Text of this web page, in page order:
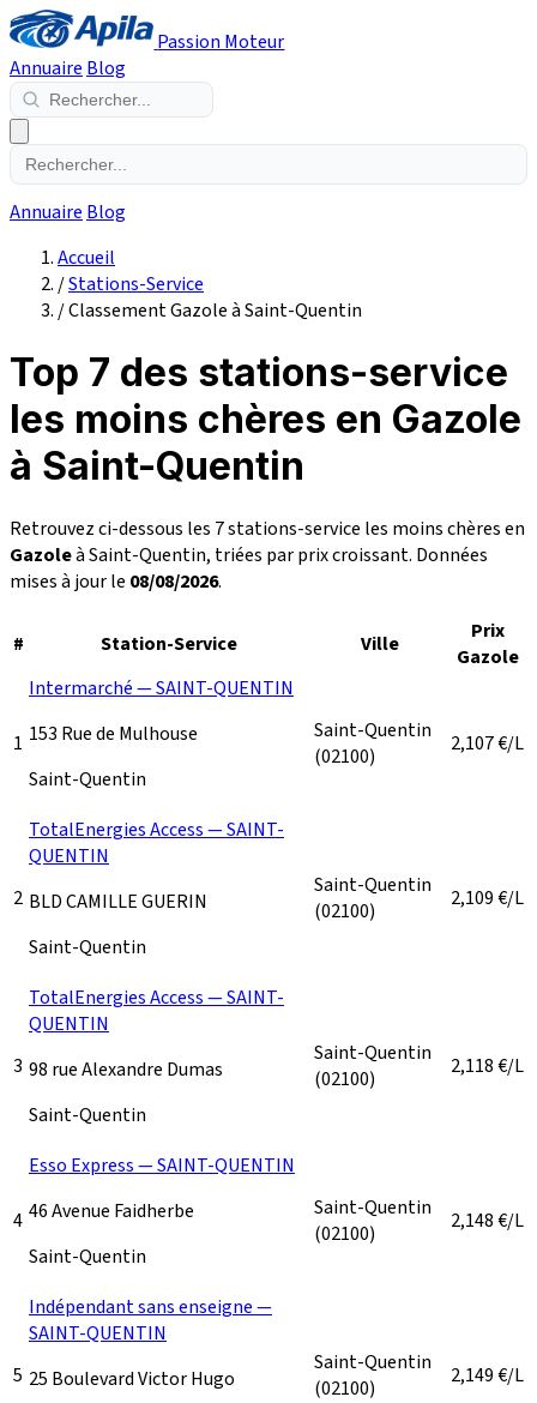
Passion Moteur
Annuaire Blog
Annuaire Blog
Accueil
/Stations-Service
/Classement Gazole à Saint-Quentin
Top 7 des stations-service
les moins chères en Gazole
à Saint-Quentin
Retrouvez ci-dessous les 7 stations-service les moins chères en
Gazoleà Saint-Quentin, triées par prix croissant. Données
mises à jour le 08/08/2026.
# Station-Service Ville
Prix
Gazole
1
Intermarché — SAINT-QUENTIN
153 Rue de Mulhouse
Saint-Quentin
Saint-Quentin
(02100)
2,107€/L
2
TotalEnergies Access — SAINT-
QUENTIN
BLD CAMILLE GUERIN
Saint-Quentin
Saint-Quentin
(02100)
2,109€/L
3
TotalEnergies Access — SAINT-
QUENTIN
98 rue Alexandre Dumas
Saint-Quentin
Saint-Quentin
(02100)
2,118€/L
4
Esso Express — SAINT-QUENTIN
46 Avenue Faidherbe
Saint-Quentin
Saint-Quentin
(02100)
2,148€/L
5
Indépendant sans enseigne —
SAINT-QUENTIN
25 Boulevard Victor Hugo
Saint-Quentin
(02100)
2,149€/L